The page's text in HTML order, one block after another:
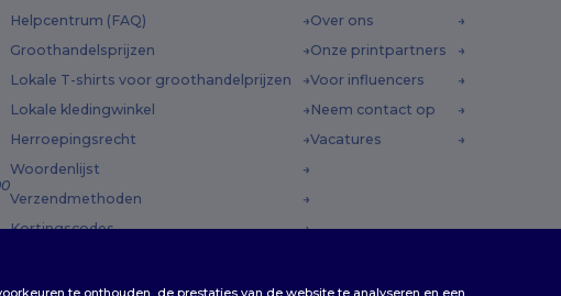
Helpcentrum (FAQ)
Groothandelsprijzen
Lokale T-shirts voor groothandelprijzen
Lokale kledingwinkel
Herroepingsrecht
Woordenlijst
Verzendmethoden
Kortingscodes
Over ons
Onze printpartners
Voor influencers
Neem contact op
Vacatures
te onthouden, de prestaties van de website te analyseren en een